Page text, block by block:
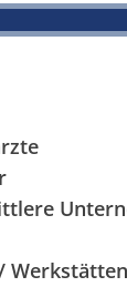
Werkstätten